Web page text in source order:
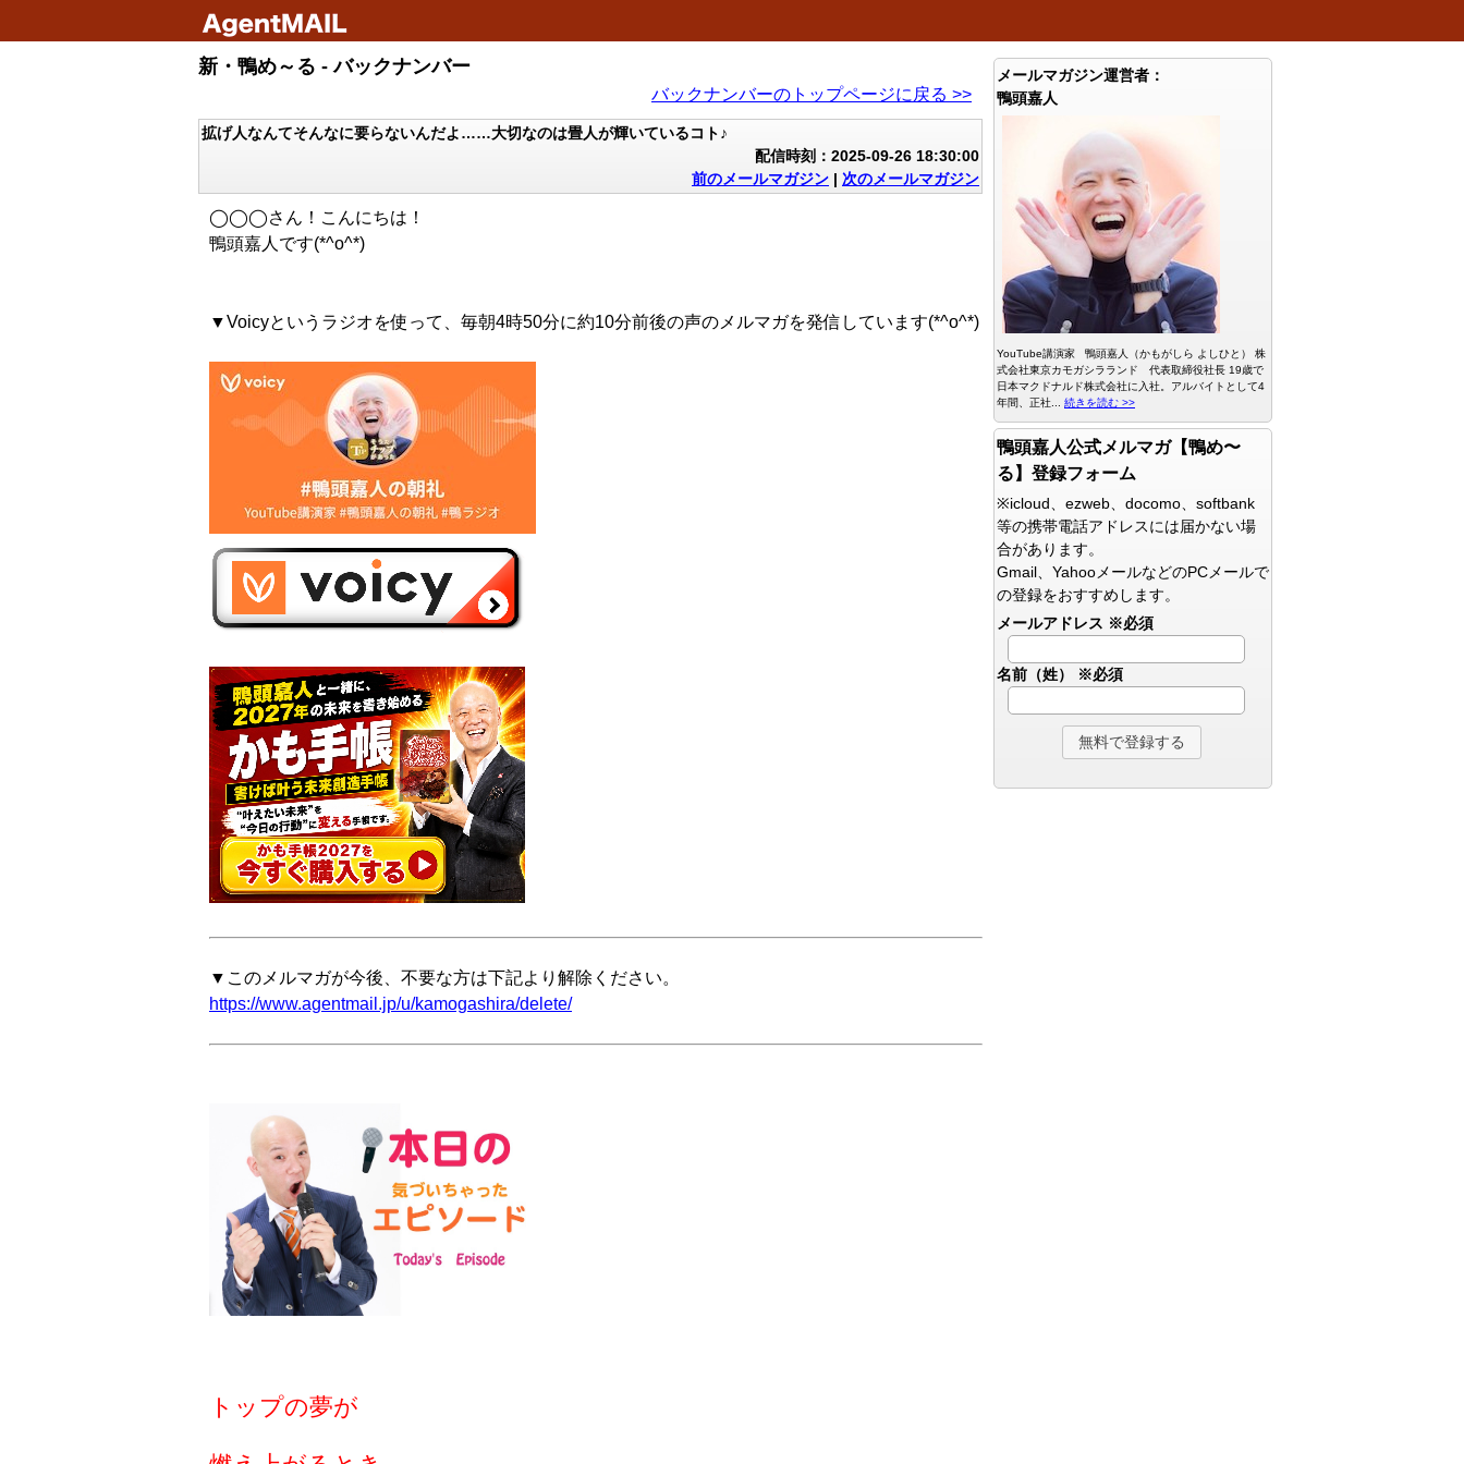
新・鴨め～る - バックナンバー
バックナンバーのトップページに戻る >>
拡げ人なんてそんなに要らないんだよ……大切なのは畳人が輝いているコト♪
配信時刻：2025-09-26 18:30:00
前のメールマガジン | 次のメールマガジン
◯◯◯さん！こんにちは！
鴨頭嘉人です(*^o^*)
▼Voicyというラジオを使って、毎朝4時50分に約10分前後の声のメルマガを発信しています(*^o^*)
▼このメルマガが今後、不要な方は下記より解除ください。
https://www.agentmail.jp/u/kamogashira/delete/
トップの夢が
メールマガジン運営者：
鴨頭嘉人
YouTube講演家 鴨頭嘉人（かもがしら よしひと） 株
式会社東京カモガシラランド 代表取締役社長 19歳で
日本マクドナルド株式会社に入社。アルバイトとして4
年間、正社... 続きを読む >>
鴨頭嘉人公式メルマガ【鴨め〜
る】登録フォーム
※icloud、ezweb、docomo、softbank
等の携帯電話アドレスには届かない場
合があります。
Gmail、YahooメールなどのPCメールで
の登録をおすすめします。
メールアドレス ※必須
名前（姓） ※必須